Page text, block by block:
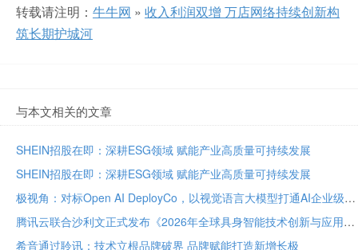
转载请注明： 牛牛网 » 收入利润双增 万店网络持续创新构
筑长期护城河
与本文相关的文章
SHEIN招股在即：深耕ESG领域 赋能产业高质量可持续发展
SHEIN招股在即：深耕ESG领域 赋能产业高质量可持续发展
极视角：对标Open AI DeployCo，以视觉语言大模型打通AI企业级落地“最后一公里”
腾讯云联合沙利文正式发布《2026年全球具身智能技术创新与应用白皮书》
希音通过聆讯：技术立根品牌破界 品牌赋能打造新增长极